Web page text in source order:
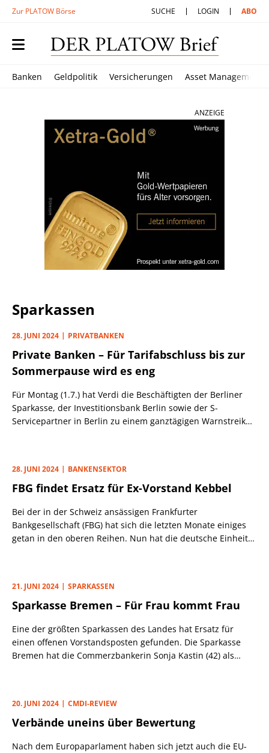
Zur PLATOW Börse SUCHE LOGIN ABO
Banken Geldpolitik Versicherungen Asset Management
ANZEIGE
Sparkassen
28. JUNI 2024 PRIVATBANKEN
Private Banken – Für Tarifabschluss bis zur
Sommerpause wird es eng
Für Montag (1.7.) hat Verdi die Beschäftigten der Berliner
Sparkasse, der Investitionsbank Berlin sowie der S-
Servicepartner in Berlin zu einem ganztägigen Warnstreik
28. JUNI 2024 BANKENSEKTOR
FBG findet Ersatz für Ex-Vorstand Kebbel
Bei der in der Schweiz ansässigen Frankfurter
Bankgesellschaft (FBG) hat sich die letzten Monate einiges
getan in den oberen Reihen. Nun hat die deutsche Einheit
21. JUNI 2024 SPARKASSEN
Sparkasse Bremen – Für Frau kommt Frau
Eine der größten Sparkassen des Landes hat Ersatz für
einen offenen Vorstandsposten gefunden. Die Sparkasse
Bremen hat die Commerzbankerin Sonja Kastin (42) als
20. JUNI 2024 CMDI-REVIEW
Verbände uneins über Bewertung
Nach dem Europaparlament haben sich jetzt auch die EU-